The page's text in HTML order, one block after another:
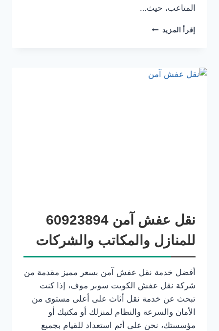
المتاعب، حيث…
إقرأ المزيد
نقل عفش آمن 60923894
للمنازل والمكاتب والشركات
أفضل خدمة نقل عفش آمن بسعر مميز مقدمة من
شركة نقل عفش الكويت سوبر موف، إذا كنت
تبحث عن خدمة نقل أثاث على أعلى مستوى من
الأمان والسرعة والنظام لمنزلك أو مكتبك أو
مؤسستك، نحن على أتم استعداد للقيام بجميع